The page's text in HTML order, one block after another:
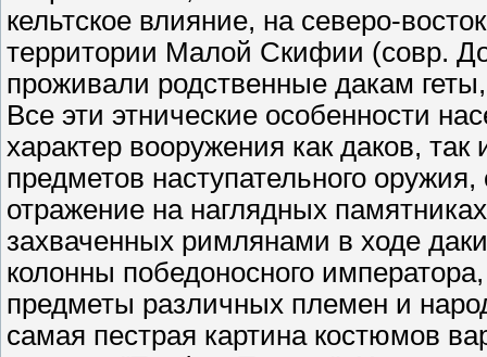
кельтское влияние, на северо-
территории Малой Скифии (совр.
проживали родственные дакам
Все эти этнические особенности
характер вооружения как даков,
предметов наступательного
отражение на наглядных
захваченных римлянами в ходе
колонны победоносного
предметы различных племен и
самая пестрая картина костюмов